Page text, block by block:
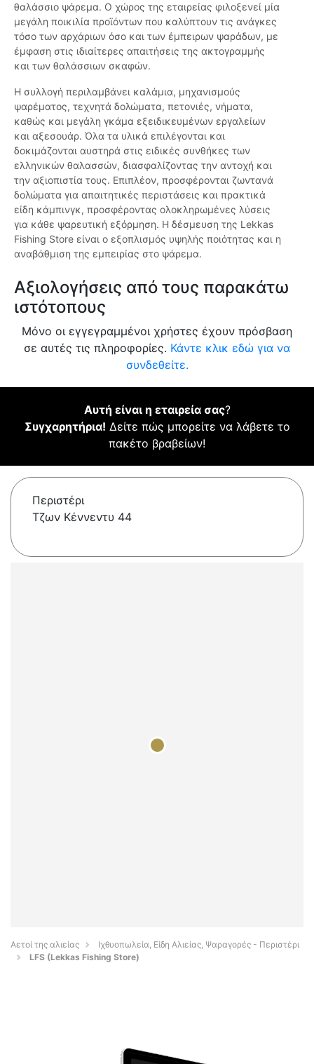
θαλάσσιο ψάρεμα. Ο χώρος της εταιρείας φιλοξενεί μία
μεγάλη ποικιλία προϊόντων που καλύπτουν τις ανάγκες
τόσο των αρχάριων όσο και των έμπειρων ψαράδων, με
έμφαση στις ιδιαίτερες απαιτήσεις της ακτογραμμής
και των θαλάσσιων σκαφών.
Η συλλογή περιλαμβάνει καλάμια, μηχανισμούς
ψαρέματος, τεχνητά δολώματα, πετονιές, νήματα,
καθώς και μεγάλη γκάμα εξειδικευμένων εργαλείων
και αξεσουάρ. Όλα τα υλικά επιλέγονται και
δοκιμάζονται αυστηρά στις ειδικές συνθήκες των
ελληνικών θαλασσών, διασφαλίζοντας την αντοχή και
την αξιοπιστία τους. Επιπλέον, προσφέρονται ζωντανά
δολώματα για απαιτητικές περιστάσεις και πρακτικά
είδη κάμπινγκ, προσφέροντας ολοκληρωμένες λύσεις
για κάθε ψαρευτική εξόρμηση. Η δέσμευση της Lekkas
Fishing Store είναι ο εξοπλισμός υψηλής ποιότητας και η
αναβάθμιση της εμπειρίας στο ψάρεμα.
Αξιολογήσεις από τους παρακάτω
ιστότοπους
Μόνο οι εγγεγραμμένοι χρήστες έχουν πρόσβαση
σε αυτές τις πληροφορίες. Κάντε κλικ εδώ για να
συνδεθείτε.
Αυτή είναι η εταιρεία σας?
Συγχαρητήρια! Δείτε πώς μπορείτε να λάβετε το
πακέτο βραβείων!
Περιστέρι
Τζων Κέννεντυ 44
Αετοί της αλιείας
Ιχθυοπωλεία, Είδη Αλιείας, Ψαραγορές - Περιστέρι
LFS (Lekkas Fishing Store)